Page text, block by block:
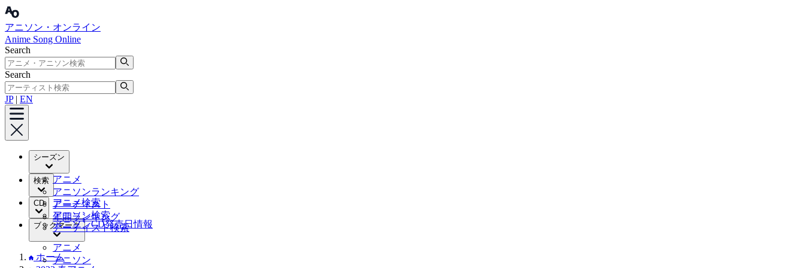
アニソン・オンライン
Anime Song Online
Search
Search
JP| EN
シーズン
アニメ
アニソンランキング
アーティスト
年間ランキング
検索
アニメ検索
アニソン検索
アーティスト検索
CD
アニソンCD発売日情報
ブックマーク
アニメ
アニソン
ホーム